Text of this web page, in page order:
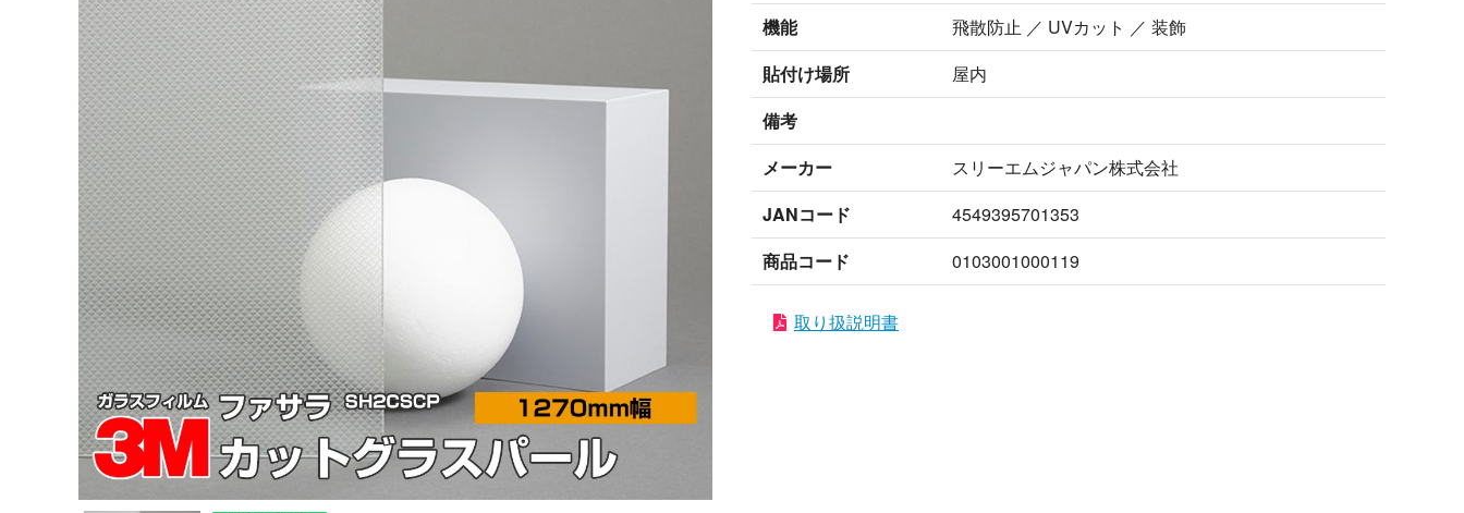
機能
飛散防止 ／ UVカット ／ 装飾
貼付け場所
屋内
備考
メーカー
スリーエムジャパン株式会社
JANコード
4549395701353
商品コード
0103001000119
取り扱説明書